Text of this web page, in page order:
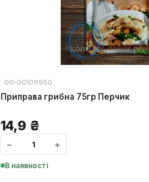
00-00109950
Приправа грибна 75гр Перчик
14,9 ₴
− +
В наявності